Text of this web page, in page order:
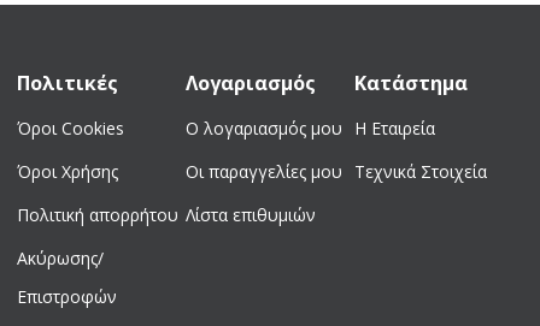
62,50 €.
499,00 €.
Πολιτικές
Όροι Cookies
Όροι Χρήσης
Πολιτική απορρήτου
Ακύρωσης/
Επιστροφών
Λογαριασμός
Ο λογαριασμός μου
Οι παραγγελίες μου
Λίστα επιθυμιών
Κατάστημα
Η Εταιρεία
Τεχνικά Στοιχεία